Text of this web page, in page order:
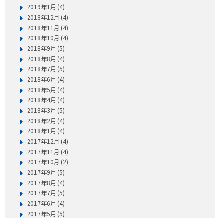
2019年1月 (4)
2018年12月 (4)
2018年11月 (4)
2018年10月 (4)
2018年9月 (5)
2018年8月 (4)
2018年7月 (5)
2018年6月 (4)
2018年5月 (4)
2018年4月 (4)
2018年3月 (5)
2018年2月 (4)
2018年1月 (4)
2017年12月 (4)
2017年11月 (4)
2017年10月 (2)
2017年9月 (5)
2017年8月 (4)
2017年7月 (5)
2017年6月 (4)
2017年5月 (5)